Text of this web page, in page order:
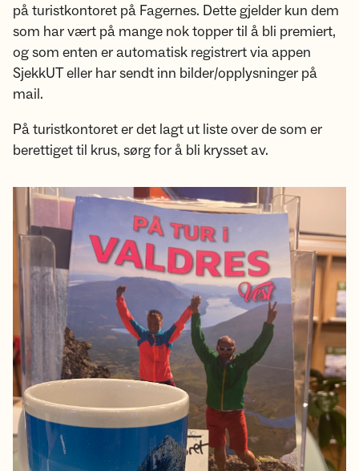
på turistkontoret på Fagernes. Dette gjelder kun dem
som har vært på mange nok topper til å bli premiert,
og som enten er automatisk registrert via appen
SjekkUT eller har sendt inn bilder/opplysninger på
mail.
På turistkontoret er det lagt ut liste over de som er
berettiget til krus, sørg for å bli krysset av.